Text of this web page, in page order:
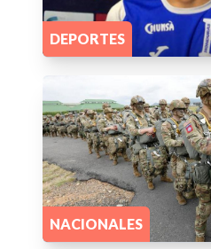
DEPORTES
NACIONALES